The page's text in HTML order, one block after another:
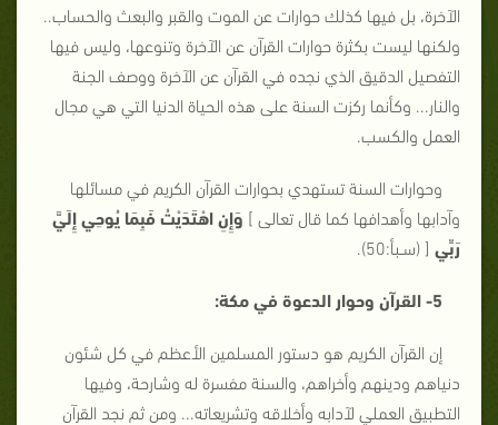
الآخرة، بل فيها كذلك حوارات عن الموت والقبر والبعث والحساب..
ولكنها ليست بكثرة حوارات القرآن عن الآخرة وتنوعها، وليس فيها
التفصيل الدقيق الذي نجده في القرآن عن الآخرة ووصف الجنة
والنار... وكأنما ركزت السنة على هذه الحياة الدنيا التي هي مجال
العمل والكسب.
وحوارات السنة تستهدي بحوارات القرآن الكريم في مسائلها
وآدابها وأهدافها كما قال تعالى ] وَإِنِ اهْتَدَيْتُ فَبِمَا يُوحِي إِلَيَّ
رَبِّي [ (سـبأ:50).
5- القرآن وحوار الدعوة في مكة:
إن القرآن الكريم هو دستور المسلمين الأعظم في كل شئون
دنياهم ودينهم وأخراهم، والسنة مفسرة له وشارحة، وفيها
التطبيق العملي لآدابه وأخلاقه وتشريعاته... ومن ثم نجد القرآن